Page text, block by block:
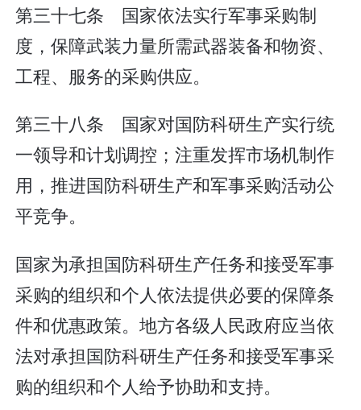
第三十七条 国家依法实行军事采购制
度，保障武装力量所需武器装备和物资、
工程、服务的采购供应。
第三十八条 国家对国防科研生产实行统
一领导和计划调控；注重发挥市场机制作
用，推进国防科研生产和军事采购活动公
平竞争。
国家为承担国防科研生产任务和接受军事
采购的组织和个人依法提供必要的保障条
件和优惠政策。地方各级人民政府应当依
法对承担国防科研生产任务和接受军事采
购的组织和个人给予协助和支持。